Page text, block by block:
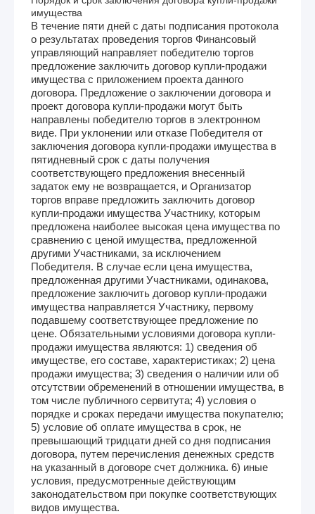
имущества
В течение пяти дней с даты подписания протокола
о результатах проведения торгов Финансовый
управляющий направляет победителю торгов
предложение заключить договор купли-продажи
имущества с приложением проекта данного
договора. Предложение о заключении договора и
проект договора купли-продажи могут быть
направлены победителю торгов в электронном
виде. При уклонении или отказе Победителя от
заключения договора купли-продажи имущества в
пятидневный срок с даты получения
соответствующего предложения внесенный
задаток ему не возвращается, и Организатор
торгов вправе предложить заключить договор
купли-продажи имущества Участнику, которым
предложена наиболее высокая цена имущества по
сравнению с ценой имущества, предложенной
другими Участниками, за исключением
Победителя. В случае если цена имущества,
предложенная другими Участниками, одинакова,
предложение заключить договор купли-продажи
имущества направляется Участнику, первому
подавшему соответствующее предложение по
цене. Обязательными условиями договора купли-
продажи имущества являются: 1) сведения об
имуществе, его составе, характеристиках; 2) цена
продажи имущества; 3) сведения о наличии или об
отсутствии обременений в отношении имущества, в
том числе публичного сервитута; 4) условия о
порядке и сроках передачи имущества покупателю;
5) условие об оплате имущества в срок, не
превышающий тридцати дней со дня подписания
договора, путем перечисления денежных средств
на указанный в договоре счет должника. 6) иные
условия, предусмотренные действующим
законодательством при покупке соответствующих
видов имущества.